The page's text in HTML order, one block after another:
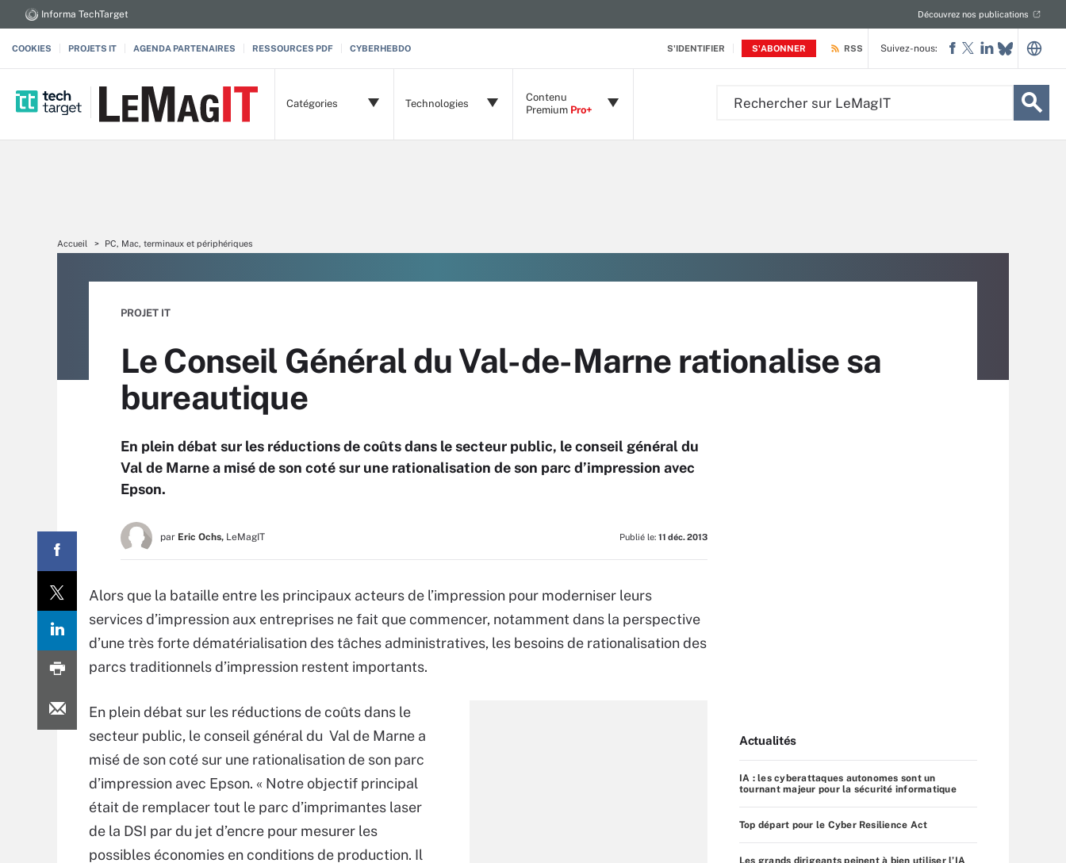
S'IDENTIFIER S'ABONNER
Informa TechTarget Découvrez nos publications
COOKIES PROJETS IT AGENDA PARTENAIRES RESSOURCES PDF CYBERHEBDO RSS
Catégories Technologies
Contenu
Premium Pro+
Suivez-nous:
Accueil PC, Mac, terminaux et périphériques
PROJET IT
Le Conseil Général du Val-de-Marne rationalise sa
bureautique
En plein débat sur les réductions de coûts dans le secteur public, le conseil général du
Val de Marne a misé de son coté sur une rationalisation de son parc d’impression avec
Epson.
par Eric Ochs, LeMagIT Publié le: 11 déc. 2013
Alors que la bataille entre les principaux acteurs de l’impression pour moderniser leurs
services d’impression aux entreprises ne fait que commencer, notamment dans la perspective
d’une très forte dématérialisation des tâches administratives, les besoins de rationalisation des
parcs traditionnels d’impression restent importants.
En plein débat sur les réductions de coûts dans le
secteur public, le conseil général du Val de Marne a
misé de son coté sur une rationalisation de son parc
d’impression avec Epson. « Notre objectif principal
était de remplacer tout le parc d’imprimantes laser
de la DSI par du jet d’encre pour mesurer les
possibles économies en conditions de production. Il
Actualités
IA : les cyberattaques autonomes sont un
tournant majeur pour la sécurité informatique
Top départ pour le Cyber Resilience Act
Les grands dirigeants peinent à bien utiliser l’IA